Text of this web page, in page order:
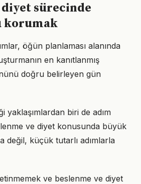
diyet sürecinde
korumak
öğün planlaması alanında
en kanıtlanmış
doğru belirleyen gün
yaklaşımlardan biri de adım
ve diyet konusunda büyük
değil, küçük tutarlı adımlarla
ve beslenme ve diyet